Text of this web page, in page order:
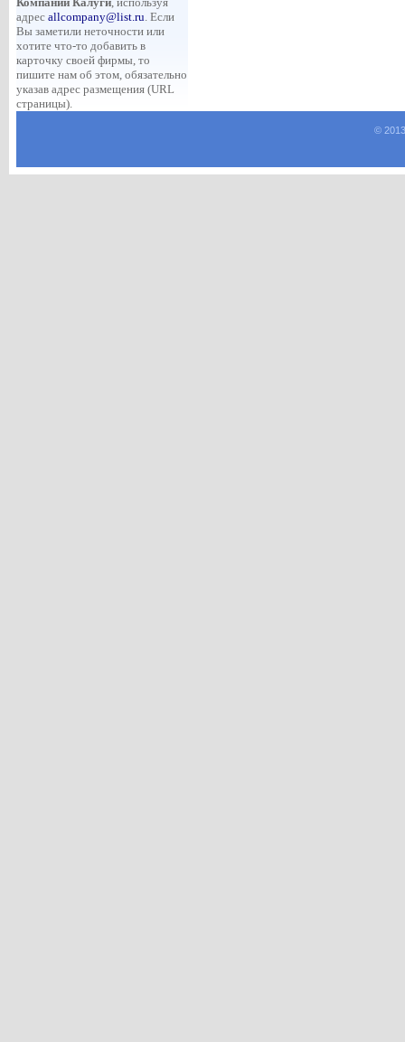
адрес allcompany@list.ru. Если
Вы заметили неточности или
хотите что-то добавить в
карточку своей фирмы, то
пишите нам об этом, обязательно
указав адрес размещения (URL
страницы).
©